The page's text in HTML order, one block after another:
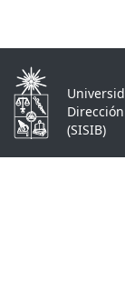
(SISIB)